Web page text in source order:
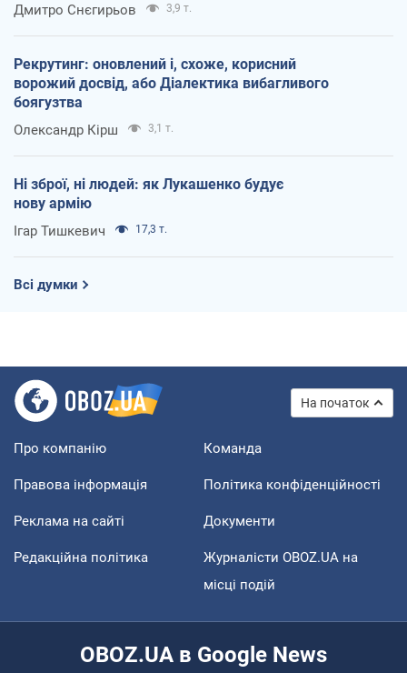
Дмитро Снєгирьов 3,9 т.
Рекрутинг: оновлений і, схоже, корисний
ворожий досвід, або Діалектика вибагливого
боягузтва
Олександр Кірш 3,1 т.
Ні зброї, ні людей: як Лукашенко будує
нову армію
Ігар Тишкевич 17,3 т.
Всі думки
На початок
Про компанію Команда
Правова інформація Політика конфіденційності
Реклама на сайті Документи
Редакційна політика
Журналісти OBOZ.UA на
місці подій
OBOZ.UA в Google News